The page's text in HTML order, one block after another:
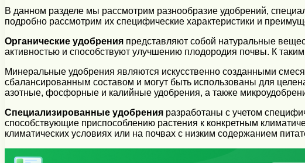
В данном разделе мы рассмотрим разнообразие удобрений,
подробно рассмотрим их специфические характеристики и
Органические удобрения представляют собой натуральные
активностью и способствуют улучшению плодородия почвы. К
Минеральные удобрения являются искусственно созданными
сбалансированным составом и могут быть использованы для
азотные, фосфорные и калийные удобрения, а также
Специализированные удобрения разработаны с учетом
способствующие приспособлению растения к конкретным
климатических условиях или на почвах с низким содержанием